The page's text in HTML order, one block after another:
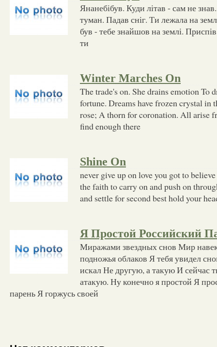
Янанебібув. Куди літав - сам не
туман. Падав сніг. Ти лежала на
був - тебе знайшов на землі.
ти
Winter Marches On
The trade's on. She drains emotion To
fortune. Dreams have frozen crystal in
rose; A thorn for coronation. All arise
find enough there
Shine On
never give up on love you got to
the faith to carry on and push on
and settle for second best hold your
Я Простой Российский
Миражами звездных снов Мир
подножья облаков Я тебя увидел
искал Не другую, а такую И сейчас
атакую. Ну конечно я простой Я
парень Я горжусь своей